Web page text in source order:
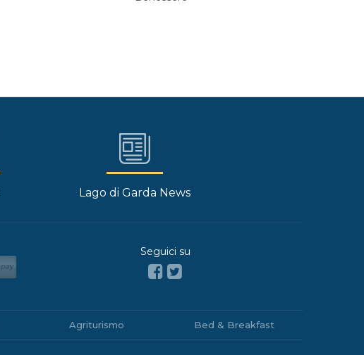
Lago di Garda News
Seguici su
Agriturismo Bed & Breakfast